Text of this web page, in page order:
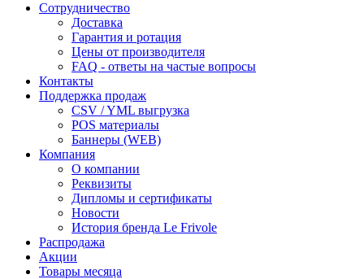
Сотрудничество
Доставка
Гарантия и ротация
Цены от производителя
FAQ - ответы на частые вопросы
Контакты
Поддержка продаж
CSV / YML выгрузка
POS материалы
Баннеры (WEB)
Компания
О компании
Реквизиты
Дипломы и сертификаты
Новости
История бренда Le Frivole
Распродажа
Акции
Товары месяца